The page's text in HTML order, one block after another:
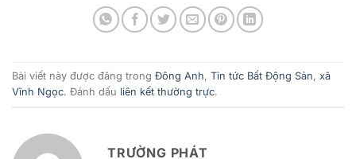
Bài viết này được đăng trong Đông Anh, Tin tức Bất Động Sản, xã
Vĩnh Ngọc. Đánh dấu liên kết thường trực.
TRƯỜNG PHÁT